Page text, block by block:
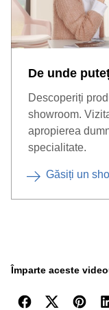
De unde
Descoperiți
showroom.
apropierea
specialitate.
Găsiți un
Împarte aceste